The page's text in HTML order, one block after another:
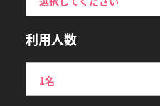
利用人数